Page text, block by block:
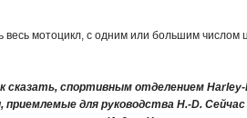
весь мотоцикл, с одним или большим
сказать, спортивным отделением
для руководства H.-D.